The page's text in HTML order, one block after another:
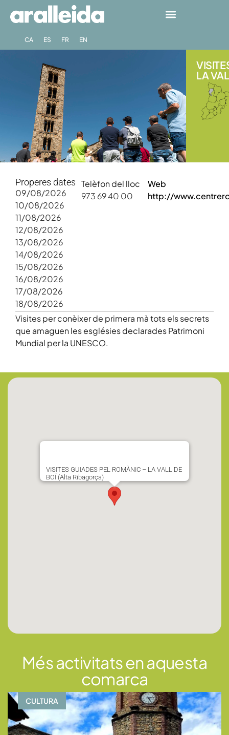
CA ES FR EN
LA
Properes dates
09/08/2026
10/08/2026
11/08/2026
12/08/2026
13/08/2026
14/08/2026
15/08/2026
16/08/2026
17/08/2026
18/08/2026
Telèfon del lloc
973 69 40 00
Web
http://
Visites per conèixer de primera mà tots els secrets
que amaguen les esglésies declarades Patrimoni
Mundial per la UNESCO.
VISITES GUIADES PEL ROMÀNIC – LA VALL DE
BOÍ (Alta Ribagorça)
Més activitats en aquesta
comarca
CULTURA